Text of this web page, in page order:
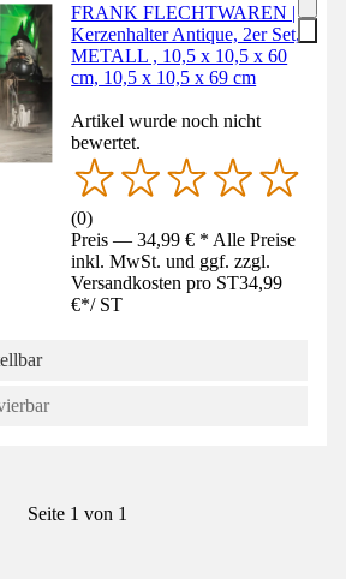
FRANK FLECHTWAREN |
Kerzenhalter Antique, 2er Set,
METALL , 10,5 x 10,5 x 60
cm, 10,5 x 10,5 x 69 cm
Artikel wurde noch nicht
bewertet.
(0)
Preis — 34,99 € * Alle Preise
inkl. MwSt. und ggf. zzgl.
Versandkosten pro ST34,99
€*/ ST
Seite 1 von 1